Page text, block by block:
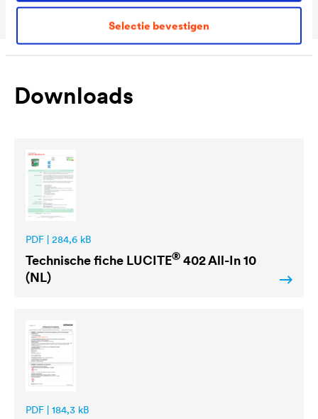
Selectie bevestigen
Downloads
PDF | 284,6 kB
Technische fiche LUCITE® 402 All-In 10
(NL)
PDF | 184,3 kB